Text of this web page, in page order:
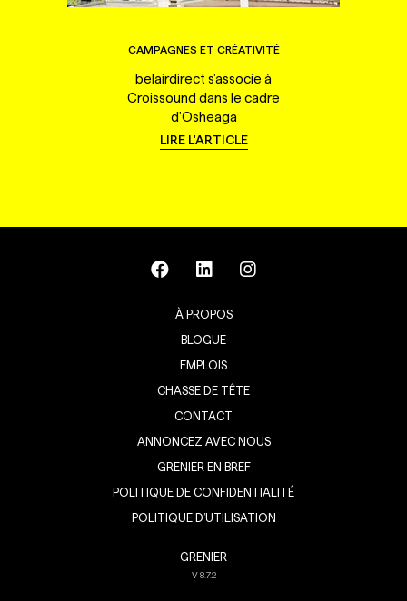
CAMPAGNES ET CRÉATIVITÉ
belairdirect s'associe à
Croissound dans le cadre
d'Osheaga
LIRE L'ARTICLE
À PROPOS
BLOGUE
EMPLOIS
CHASSE DE TÊTE
CONTACT
ANNONCEZ AVEC NOUS
GRENIER EN BREF
POLITIQUE DE CONFIDENTIALITÉ
POLITIQUE D’UTILISATION
GRENIER
V8.7.2